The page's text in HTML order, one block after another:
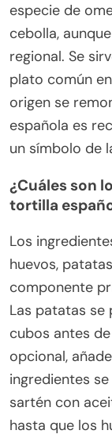
especie de
cebolla,
regional. Se
plato común
origen se
española es
un símbolo de
¿Cuáles son
tortilla
Los
huevos,
componente
Las patatas se
cubos antes
opcional,
ingredientes
sartén con
hasta que los